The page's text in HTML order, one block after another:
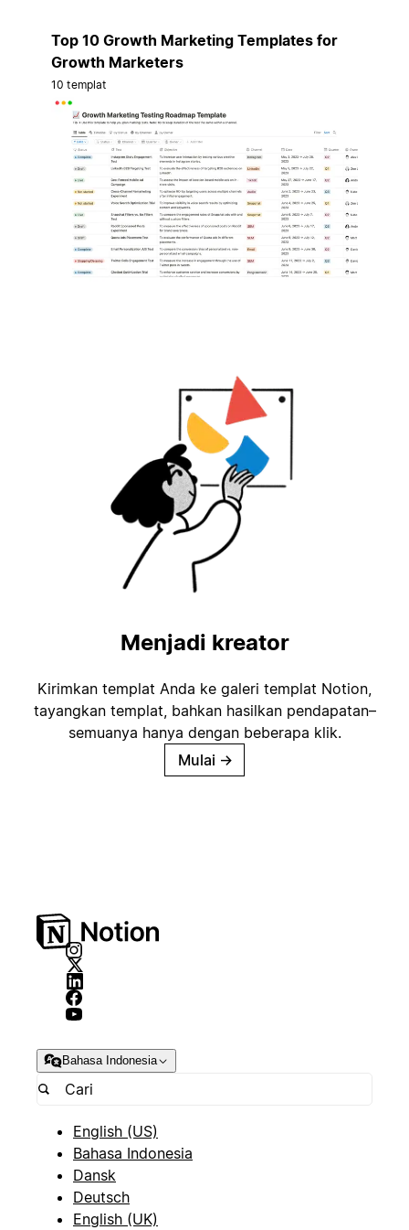
Top 10 Growth Marketing Templates for
Growth Marketers
10 templat
Menjadi kreator
Kirimkan templat Anda ke galeri templat Notion,
tayangkan templat, bahkan hasilkan pendapatan–
semuanya hanya dengan beberapa klik.
Mulai →
Bahasa Indonesia
English (US)
Bahasa Indonesia
Dansk
Deutsch
English (UK)